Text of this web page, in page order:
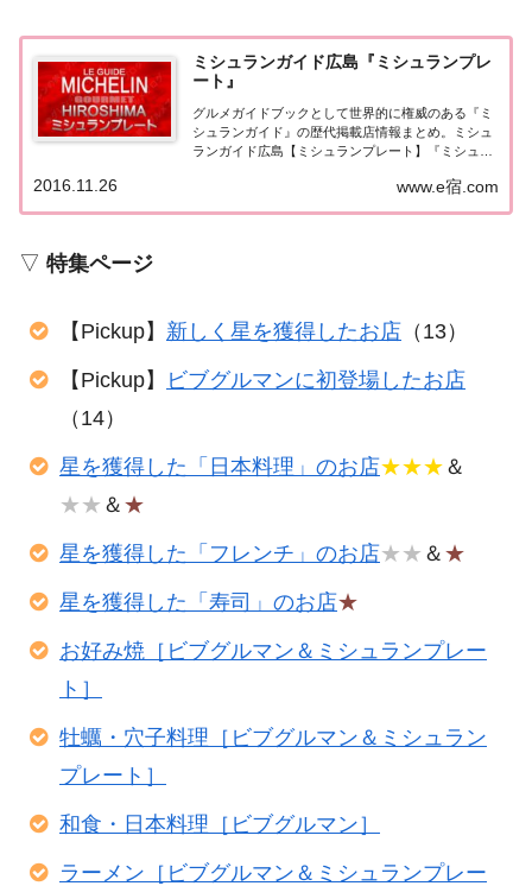
ミシュランガイド広島『ミシュランプレ
ート』
グルメガイドブックとして世界的に権威のある『ミ
シュランガイド』の歴代掲載店情報まとめ。ミシュ
ランガイド広島【ミシュランプレート】『ミシュラ
店をまとめてみました。（出典元：）ミシュランガ
www.e宿.com
2016.11.26
▽ 特集ページ
【Pickup】 新しく星を獲得したお店 （13）
【Pickup】
ビブグルマンに初登場したお店
（14）
星を獲得した「日本料理」のお店★★★ ＆
★★ ＆ ★
星を獲得した「フレンチ」のお店★★ ＆ ★
星を獲得した「寿司」のお店★
お好み焼［ビブグルマン＆ミシュランプレー
ト］
牡蠣・穴子料理［ビブグルマン＆ミシュラン
プレート］
和食・日本料理［ビブグルマン］
ラーメン［ビブグルマン＆ミシュランプレー